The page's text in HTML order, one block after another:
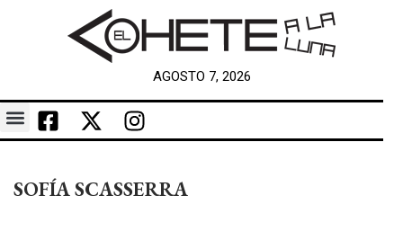
AGOSTO 7, 2026
SOFÍA SCASSERRA